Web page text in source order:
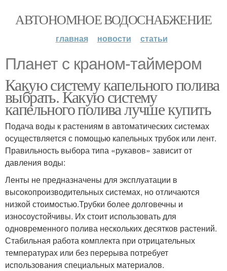
АВТОНОМНОЕ ВОДОСНАБЖЕНИЕ
главная новости статьи
Планет с краном-таймером
Какую систему капельного полива
выбрать. Какую систему
капельного полива лучше купить
Подача воды к растениям в автоматических системах
осуществляется с помощью капельных трубок или лент.
Правильность выбора типа «рукавов» зависит от
давления воды:
Ленты не предназначены для эксплуатации в
высокопроизводительных системах, но отличаются
низкой стоимостью.Трубки более долговечны и
износоустойчивы. Их стоит использовать для
одновременного полива нескольких десятков растений.
Стабильная работа комплекта при отрицательных
температурах или без перерыва потребует
использования специальных материалов.